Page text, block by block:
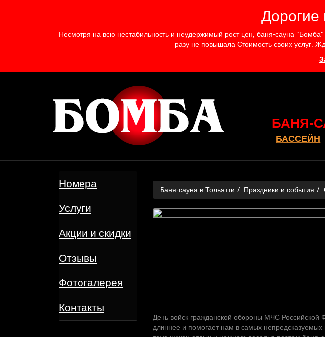
Дорогие
Несмотря на всю нестабильность и неудержимый рост цен, баня-сауна
разу не повышала Стоимость своих услуг.
БАНЯ-
БАССЕЙН
Номера
Услуги
Акции и скидки
Отзывы
Фотогалерея
Контакты
Баня-сауна в Тольятти Праздники и события
День войск гражданской обороны МЧС Российской
длиннее и помогает нам в самых